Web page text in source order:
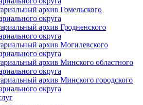
архив Гомельского
округа
архив Гродненского
округа
архив Могилевского
округа
архив Минского областного
округа
архив Минского городского
округа